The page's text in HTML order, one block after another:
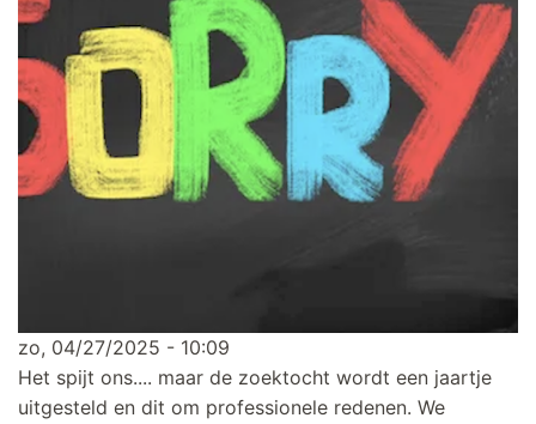
zo, 04/27/2025 - 10:09
Het spijt ons.... maar de zoektocht wordt een jaartje
uitgesteld en dit om professionele redenen. We